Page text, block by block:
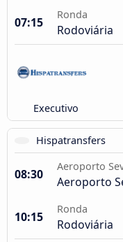
07:15
Ronda
Rodoviária
Executivo
Hispatransfers
08:30
Aeroporto
Aeroporto
10:15
Ronda
Rodoviária